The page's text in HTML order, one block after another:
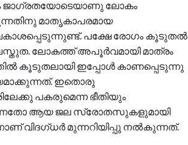
ജാഗ്രതയോടെയാണു ലോകം
മാതൃകാപരമായ
പക്ഷേ രോഗം കൂടുതല്‍
ലോകത്ത് അപൂര്‍വമായി മാത്രം
കൂടുതലായി ഇപ്പോള്‍ കാണപ്പെടുന്നു
ഇതൊരു
പകരുമെന്ന ഭീതിയും
ആയ ജല സ്രോതസുകളുമായി
വിദഗ്ധര്‍ മുന്നറിയിപ്പു നല്‍കുന്നത്.